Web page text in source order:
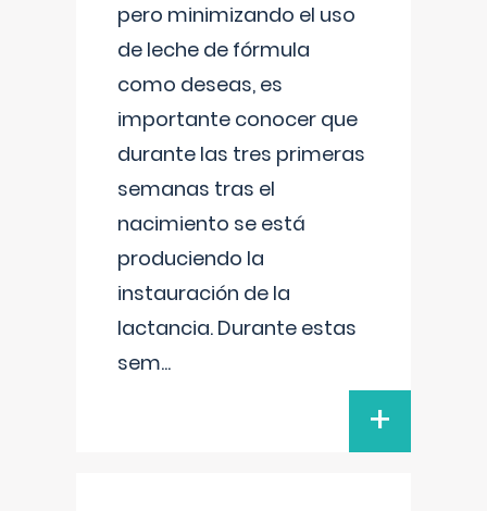
pero minimizando el uso
de leche de fórmula
como deseas, es
importante conocer que
durante las tres primeras
semanas tras el
nacimiento se está
produciendo la
instauración de la
lactancia. Durante estas
sem...
+